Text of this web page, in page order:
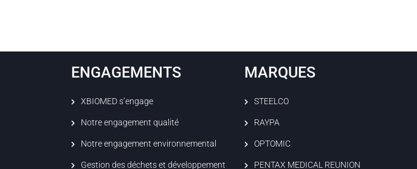
ENGAGEMENTS
XBIOMED s’engage
Notre engagement qualité
Notre engagement environnemental
Gestion des déchets et développement
MARQUES
STEELCO
RAYPA
OPTOMIC
PENTAX MEDICAL REUNION